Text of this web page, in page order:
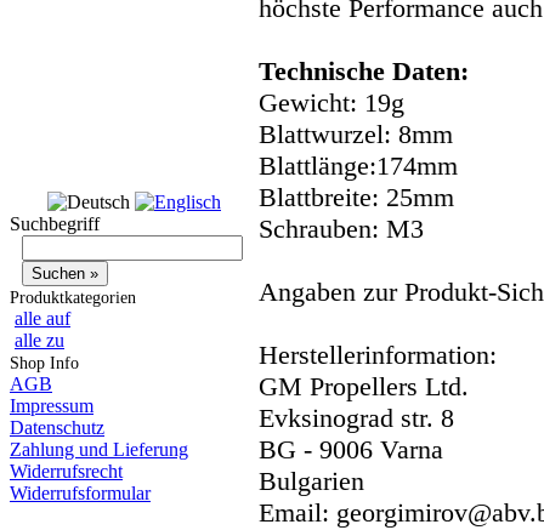
Suchbegriff
Produktkategorien
alle auf
alle zu
Shop Info
AGB
Impressum
Datenschutz
Zahlung und Lieferung
Widerrufsrecht
Widerrufsformular
höchste Performance
Technische Daten:
Gewicht: 19g
Blattwurzel: 8mm
Blattlänge:174mm
Blattbreite: 25mm
Schrauben: M3
Angaben zur Produkt-
Herstellerinformation:
GM Propellers Ltd.
Evksinograd str. 8
BG - 9006 Varna
Bulgarien
Email: